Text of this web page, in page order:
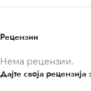
Рецензии
Нема рецензии.
Дајте своја